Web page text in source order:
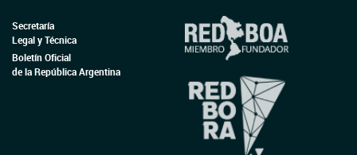
Secretaría
Legal y Técnica
Boletín Oficial
de la República Argentina